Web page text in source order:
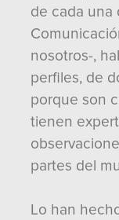
de cada una
nosotros-,
perfiles, de
porque son
tienen
partes del
Lo han